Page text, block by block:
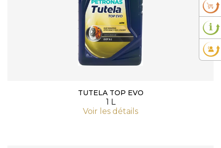
TUTELA TOP EVO
1 L
Voir les détails